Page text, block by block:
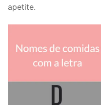
apetite.